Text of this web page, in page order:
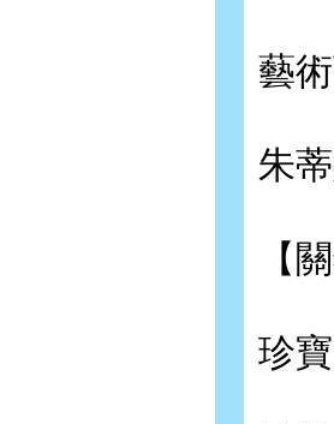
藝
朱
【
珍